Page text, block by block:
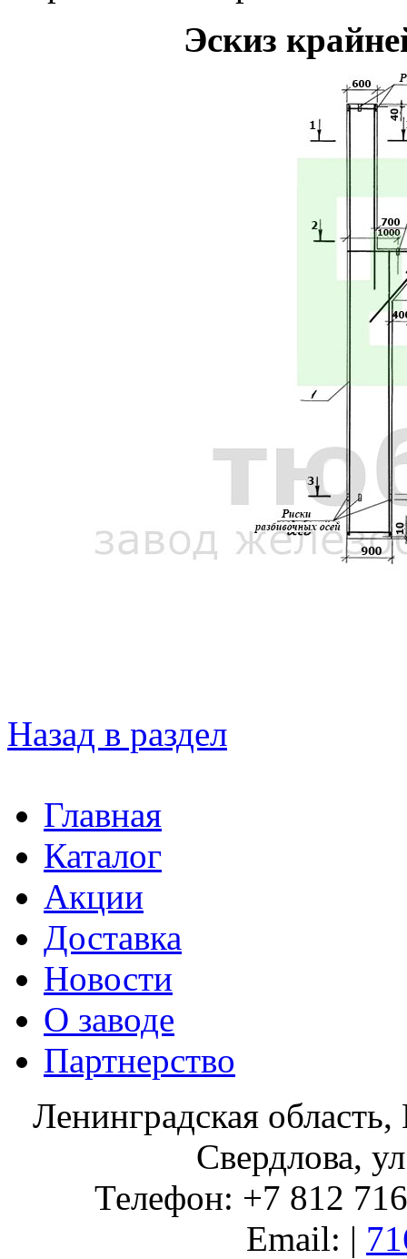
Эскиз
Назад в раздел
Главная
Каталог
Акции
Доставка
Новости
О заводе
Партнерство
Ленинградская
Свердлова,
Телефон: +7 812
Email: |